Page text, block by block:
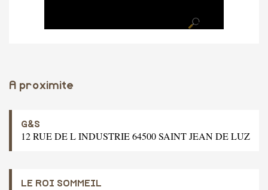
A proximite
G&S
12 RUE DE L INDUSTRIE 64500 SAINT JEAN DE LUZ
LE ROI SOMMEIL